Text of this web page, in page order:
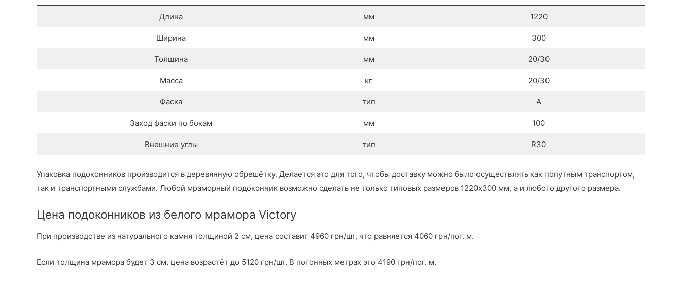
Длина мм 1220
Ширина мм 300
Толщина мм 20/30
Масса кг 20/30
Фаска тип А
Заход фаски по бокам мм 100
Внешние углы тип R30
Упаковка подоконников производится в деревянную обрешётку. Делается это для того, чтобы доставку можно было осуществлять как попутным транспортом,
так и транспортными службами. Любой мраморный подоконник возможно сделать не только типовых размеров 1220х300 мм, а и любого другого размера.
Цена подоконников из белого мрамора Victory
При производстве из натурального камня толщиной 2 см, цена составит 4960 грн/шт, что равняется 4060 грн/пог. м.
Если толщина мрамора будет 3 см, цена возрастёт до 5120 грн/шт. В погонных метрах это 4190 грн/пог. м.